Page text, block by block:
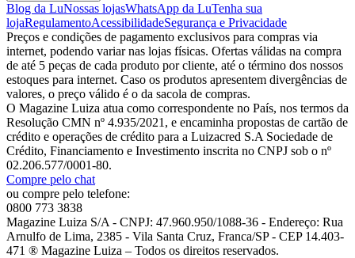
Blog da LuNossas lojasWhatsApp da LuTenha sua
lojaRegulamentoAcessibilidadeSegurança e Privacidade
Preços e condições de pagamento exclusivos para compras via
internet, podendo variar nas lojas físicas. Ofertas válidas na compra
de até 5 peças de cada produto por cliente, até o término dos nossos
estoques para internet. Caso os produtos apresentem divergências de
valores, o preço válido é o da sacola de compras.
O Magazine Luiza atua como correspondente no País, nos termos da
Resolução CMN nº 4.935/2021, e encaminha propostas de cartão de
crédito e operações de crédito para a Luizacred S.A Sociedade de
Crédito, Financiamento e Investimento inscrita no CNPJ sob o nº
02.206.577/0001-80.
Compre pelo chat
ou compre pelo telefone:
0800 773 3838
Magazine Luiza S/A - CNPJ: 47.960.950/1088-36 - Endereço: Rua
Arnulfo de Lima, 2385 - Vila Santa Cruz, Franca/SP - CEP 14.403-
471 ® Magazine Luiza – Todos os direitos reservados.